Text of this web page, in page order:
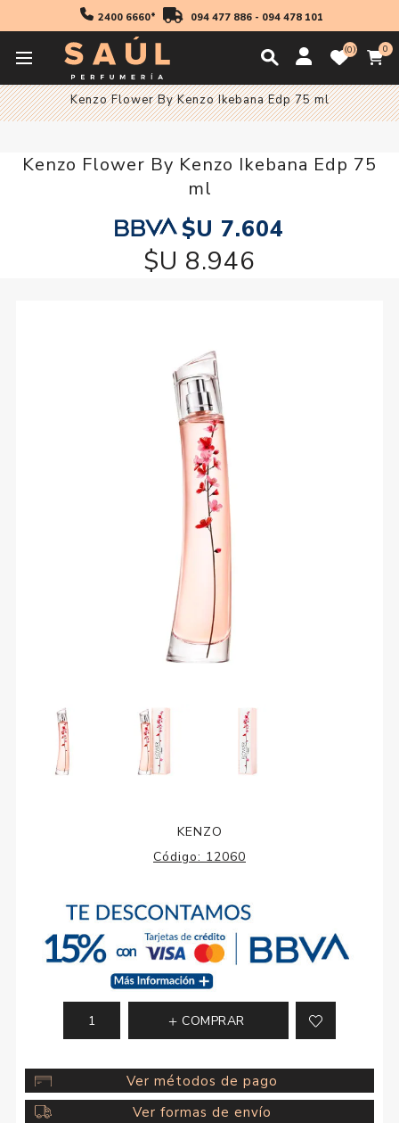
2400 6660* 094 477 886- 094 478 101
0 0
Inicio Fragancias
Kenzo Flower By Kenzo Ikebana Edp 75 ml
Kenzo Flower By Kenzo Ikebana Edp 75
ml
$U 7.604
$U 8.946
KENZO
Código: 12060
COMPRAR
Ver métodos de pago
Ver formas de envío